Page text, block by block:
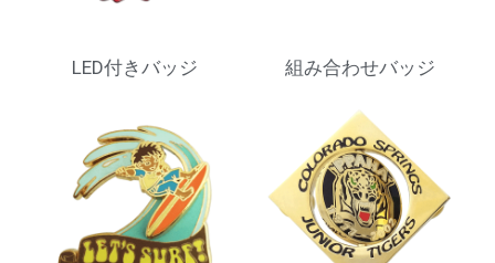
LED付きバッジ 組み合わせバッジ